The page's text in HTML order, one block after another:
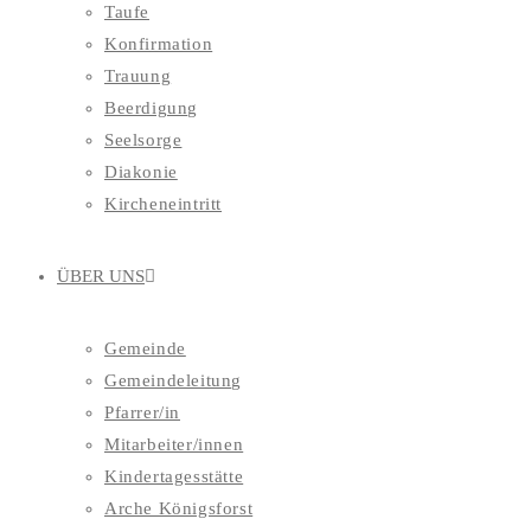
Taufe
Konfirmation
Trauung
Beerdigung
Seelsorge
Diakonie
Kircheneintritt
ÜBER UNS
Gemeinde
Gemeindeleitung
Pfarrer/in
Mitarbeiter/innen
Kindertagesstätte
Arche Königsforst